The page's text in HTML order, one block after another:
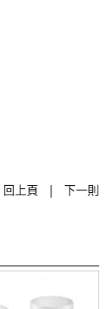
回上頁 | 下一則